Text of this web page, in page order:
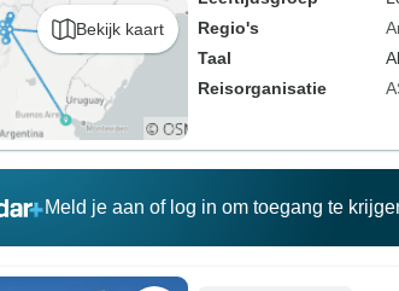
Bekijk kaart
Regio's
Taal
Reisorganisatie
Meld je aan of log in om toegang te